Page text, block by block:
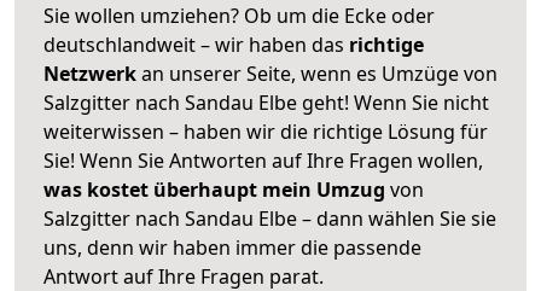
Sie wollen umziehen? Ob um die Ecke oder
deutschlandweit – wir haben das richtige
Netzwerkan unserer Seite, wenn es Umzüge von
Salzgitter nach Sandau Elbe geht! Wenn Sie nicht
weiterwissen – haben wir die richtige Lösung für
Sie! Wenn Sie Antworten auf Ihre Fragen wollen,
was kostet überhaupt mein Umzug von
Salzgitter nach Sandau Elbe – dann wählen Sie sie
uns, denn wir haben immer die passende
Antwort auf Ihre Fragen parat.